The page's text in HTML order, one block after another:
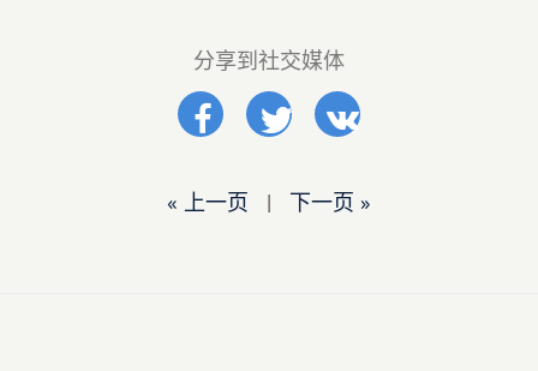
分享到社交媒体
« 上一页 | 下一页 »